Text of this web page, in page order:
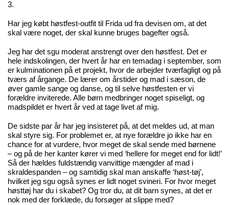
3.
Har jeg købt høstfest-outfit til Frida ud fra devisen om, at det
skal være noget, der skal kunne bruges bagefter også.
Jeg har det sgu moderat anstrengt over den høstfest. Det er
hele indskolingen, der hvert år har en temadag i september, som
er kulminationen på et projekt, hvor de arbejder tværfagligt og på
tværs af årgange. De lærer om årstider og mad i sæson, de
øver gamle sange og danse, og til selve høstfesten er vi
forældre inviterede. Alle børn medbringer noget spiseligt, og
madspildet er hvert år ved at tage livet af mig.
De sidste par år har jeg insisteret på, at det meldes ud, at man
skal styre sig. For problemet er, at nye forældre jo ikke har en
chance for at vurdere, hvor meget de skal sende med børnene
– og på de her kanter kører vi med ‘hellere for meget end for lidt!’
Så der hældes fuldstændig vanvittige mængder af mad i
skraldespanden – og samtidig skal man anskaffe ‘høst-tøj’,
hvilket jeg sgu også synes er lidt noget svineri. For hvor meget
høsttøj har du i skabet? Og tror du, at dit barn synes, at det er
nok med der forklæde, du forsøger at slippe med?